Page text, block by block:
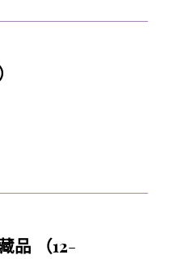
品 （12-